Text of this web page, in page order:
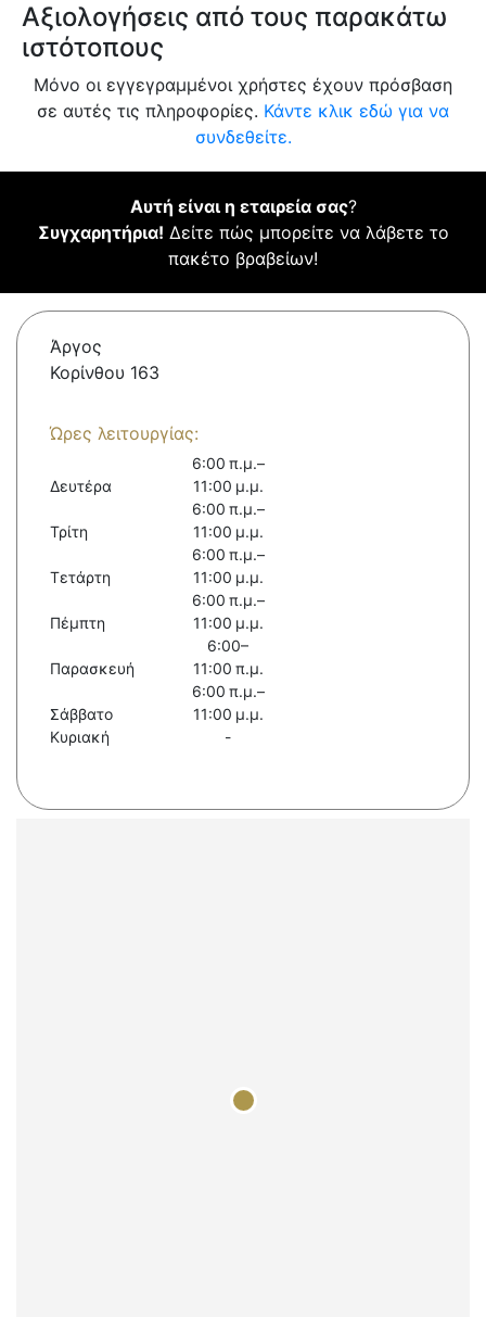
Αξιολογήσεις από τους παρακάτω
ιστότοπους
Μόνο οι εγγεγραμμένοι χρήστες έχουν πρόσβαση
σε αυτές τις πληροφορίες. Κάντε κλικ εδώ για να
συνδεθείτε.
Αυτή είναι η εταιρεία σας?
Συγχαρητήρια! Δείτε πώς μπορείτε να λάβετε το
πακέτο βραβείων!
Άργος
Κορίνθου 163
Ώρες λειτουργίας:
Δευτέρα
6:00 π.μ.–
11:00 μ.μ.
Τρίτη
6:00 π.μ.–
11:00 μ.μ.
Τετάρτη
6:00 π.μ.–
11:00 μ.μ.
Πέμπτη
6:00 π.μ.–
11:00 μ.μ.
Παρασκευή
6:00–
11:00 π.μ.
Σάββατο
6:00 π.μ.–
11:00 μ.μ.
Κυριακή
-